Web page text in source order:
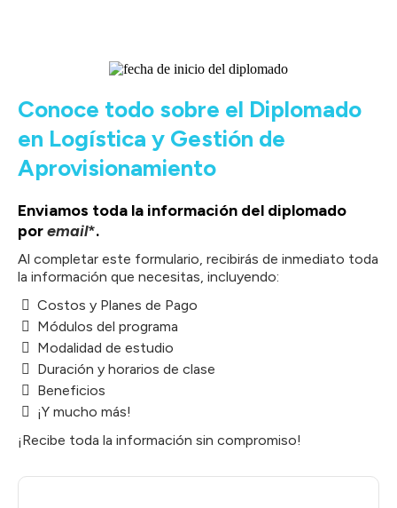
Conoce todo sobre el Diplomado
en Logística y Gestión de
Aprovisionamiento
Enviamos toda la información del diplomado
poremail*.
Al completar este formulario, recibirás de inmediato toda
la información que necesitas, incluyendo:
Costos y Planes de Pago
Módulos del programa
Modalidad de estudio
Duración y horarios de clase
Beneficios
¡Y mucho más!
¡Recibe toda la información sin compromiso!